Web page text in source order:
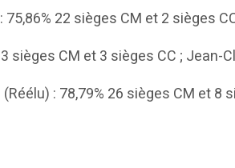
22 sièges CM et 2 sièges
sièges CM et 3 sièges CC ; Jean-
: 78,79% 26 sièges CM et 8